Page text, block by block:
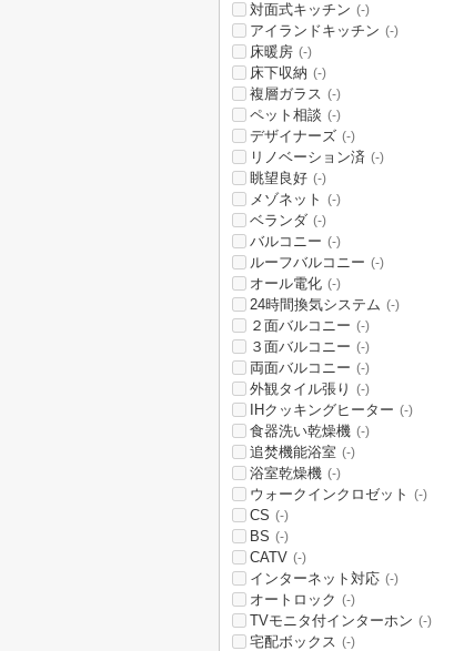
対面式キッチン (-)
アイランドキッチン (-)
床暖房 (-)
床下収納 (-)
複層ガラス (-)
ペット相談 (-)
デザイナーズ (-)
リノベーション済 (-)
眺望良好 (-)
メゾネット (-)
ベランダ (-)
バルコニー (-)
ルーフバルコニー (-)
オール電化 (-)
24時間換気システム (-)
２面バルコニー (-)
３面バルコニー (-)
両面バルコニー (-)
外観タイル張り (-)
IHクッキングヒーター (-)
食器洗い乾燥機 (-)
追焚機能浴室 (-)
浴室乾燥機 (-)
ウォークインクロゼット (-)
CS (-)
BS (-)
CATV (-)
インターネット対応 (-)
オートロック (-)
TVモニタ付インターホン (-)
宅配ボックス (-)